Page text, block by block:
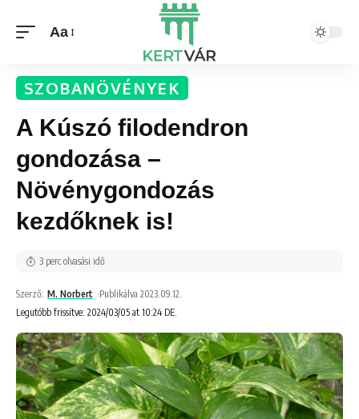
Aa
SZOBANÖVÉNYEK
A Kúszó filodendron
gondozása –
Növénygondozás
kezdőknek is!
Legutóbb frissítve: 2024/03/05 at 10:24 DE.
Szerző: M. Norbert Publikálva 2023.09.12.
3 perc olvasási idő